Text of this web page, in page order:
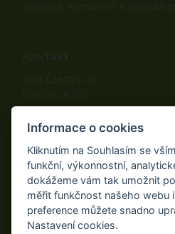
KONTAKT
542 32, Úpice
Telefon: +420 498 100 050
Fax: +420 498 100 051
E-mail:info@ama-zahrada.cz
Web:www.ama-zahrada.cz
Informace o cookies
Kliknutím na Souhlasím se
funkční, výkonnostní,
dokážeme vám tak umožnit
měřit funkčnost našeho webu
preference můžete snadno
Nastavení cookies.